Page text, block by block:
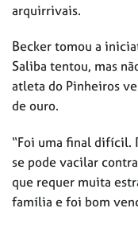
arquirrivais.
Becker tomou a
Saliba tentou, mas
atleta do Pinheiros
de ouro.
“Foi uma final difícil.
se pode vacilar
que requer muita
família e foi bom